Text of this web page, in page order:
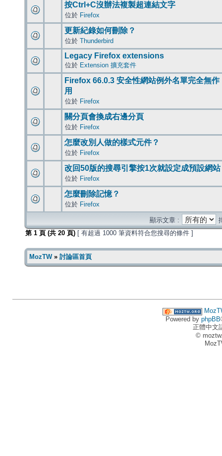
按Ctrl+C沒辦法複製超連結文字
位於 Firefox
更新紀錄如何刪除？
位於 Thunderbird
Legacy Firefox extensions
位於 Extension 擴充套件
Firefox 66.0.3 安全性網站例外名單完全無作
用
位於 Firefox
關分頁會換成右邊分頁
位於 Firefox
怎麼改別人做的樣式元件？
位於 Firefox
改回50版的搜尋引擎按1次就設定成預設網站
位於 Firefox
怎麼刪除記憶？
位於 Firefox
顯示文章 :
第 1 頁 (共 20 頁) [ 有超過 1000 筆資料符合您搜尋的條件 ]
MozTW» 討論區首頁
Powered by phpBB
正體中文
©